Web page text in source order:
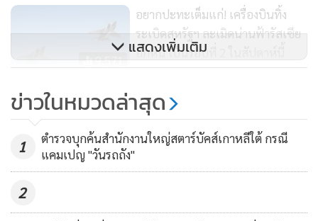
การเพิ่มการฝึกซ้อมทางอากาศและทางทะเลของจีนรอบเกาะ
ไต้หวันยังมักเกิดขึ้นพร้อมๆ กับที่ไทเปมีความเกี่ยวพันทางการ
ต้อนรับการเยือนของนักการเมืองตะวันตก
ตัวอย่างเช่นเดือนเมษายนที่ผ่านมาจีนซ้อมรบรอบเกาะไต้หวัน 3
วัน โดยจำลองการปิดล้อมเกาะ เพื่อตอบโต้การพบกันระหว่างเค
วิน แมคคาร์ธี ประธานสภาผู้แทนราษฎรสหรัฐฯ กับ
ประธานาธิบดีไช อิงเหวิน ของไต้หวัน ที่แคลิฟอร์เนีย
9,571
อยากปะทะเต็มแก่! เครื่องบินทิ้ง
ระเบิดสหรัฐฯ ละเมิดน่านฟ้ารัสเซีย
อีกหน เป็นรอบที่ 2 ในสัปดาห์นี้
622
ซ้อมรบทางทะเลครั้งแรก
แสดงเพิ่มเติม
ข่าวในหมวดล่าสุด
1
ตำรวจบุกค้นสำนักงานใหญ่สตาร์บัคส์เกาหลีใต้ กรณี
แคมเปญ "วันรถถัง"
2